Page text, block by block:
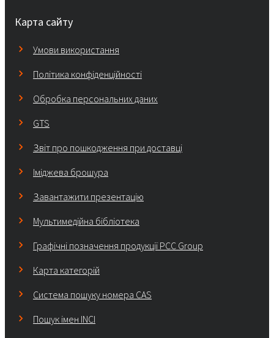
Карта сайту
Умови використання
Політика конфіденційності
Обробка персональних даних
GTS
Звіт про пошкодження при доставці
Іміджева брошура
Завантажити презентацію
Мультимедійна бібліотека
Графічні позначення продукції PCC Group
Карта категорій
Система пошуку номера CAS
Пошук імен INCI